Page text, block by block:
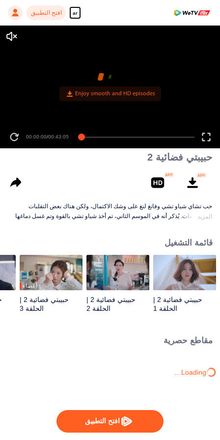
ar افتح التطبيق
افتح التطبيق
Enjoy smooth and HD episodes
00:00:00/00:43:05
حبيبتي فضائية 2
حب تشاي شياو تشي وفانغ لنغ على وشك الاكتمال، ولكن هناك بعض التقلبات
والمنعطفات. يُذكر أنه في الموسم الثاني، تم أخذ شياو تشي بالقوة وتم غسل دماغها
للجمهور إحساسًا بالانتعاش والمفاجأة.
المزيد
قائمة التشغيل
حبيبتي فضائية 2 |
الحلقة 1
حبيبتي فضائية 2 |
الحلقة 2
أعضاء
حبيبتي فضائية 2 |
الحلقة 3
مقاطع حصرية
Loading…